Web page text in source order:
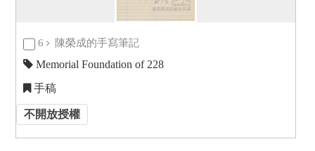
6 陳榮成的手寫筆記
Memorial Foundation of 228
手稿
不開放授權